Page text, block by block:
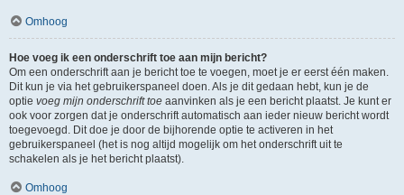
Omhoog
Hoe voeg ik een onderschrift toe aan mijn bericht?
Om een onderschrift aan je bericht toe te voegen, moet je er eerst één maken.
Dit kun je via het gebruikerspaneel doen. Als je dit gedaan hebt, kun je de
optie voeg mijn onderschrift toe aanvinken als je een bericht plaatst. Je kunt er
ook voor zorgen dat je onderschrift automatisch aan ieder nieuw bericht wordt
toegevoegd. Dit doe je door de bijhorende optie te activeren in het
gebruikerspaneel (het is nog altijd mogelijk om het onderschrift uit te
schakelen als je het bericht plaatst).
Omhoog